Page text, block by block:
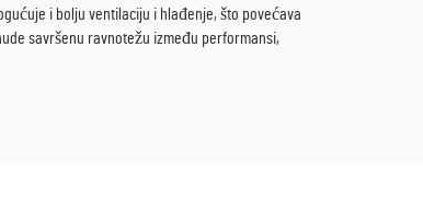
i bolju ventilaciju i hlađenje, što povećava
savršenu ravnotežu između performansi,